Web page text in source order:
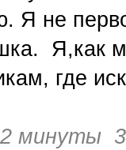
Я не
где
минуты